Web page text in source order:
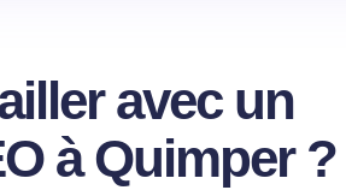
avec un
à Quimper ?